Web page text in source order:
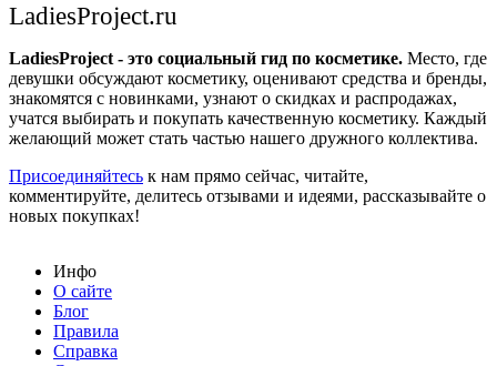
LadiesProject.ru
LadiesProject - это социальный гид по косметике. Место, где
девушки обсуждают косметику, оценивают средства и бренды,
знакомятся с новинками, узнают о скидках и распродажах,
учатся выбирать и покупать качественную косметику. Каждый
желающий может стать частью нашего дружного коллектива.
Присоединяйтесь к нам прямо сейчас, читайте,
комментируйте, делитесь отзывами и идеями, рассказывайте о
новых покупках!
Инфо
О сайте
Блог
Правила
Справка